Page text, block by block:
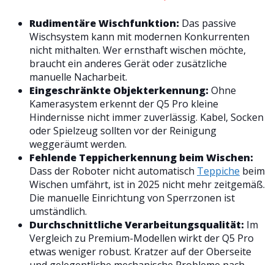
Rudimentäre Wischfunktion: Das passive
Wischsystem kann mit modernen Konkurrenten
nicht mithalten. Wer ernsthaft wischen möchte,
braucht ein anderes Gerät oder zusätzliche
manuelle Nacharbeit.
Eingeschränkte Objekterkennung: Ohne
Kamerasystem erkennt der Q5 Pro kleine
Hindernisse nicht immer zuverlässig. Kabel, Socken
oder Spielzeug sollten vor der Reinigung
weggeräumt werden.
Fehlende Teppicherkennung beim Wischen:
Dass der Roboter nicht automatisch Teppiche beim
Wischen umfährt, ist in 2025 nicht mehr zeitgemäß.
Die manuelle Einrichtung von Sperrzonen ist
umständlich.
Durchschnittliche Verarbeitungsqualität: Im
Vergleich zu Premium-Modellen wirkt der Q5 Pro
etwas weniger robust. Kratzer auf der Oberseite